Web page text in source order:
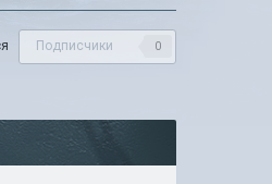
Подписчики 0